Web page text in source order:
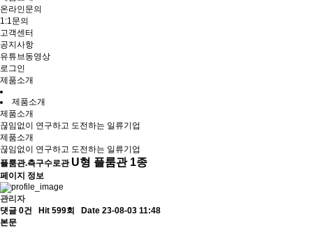
온라인문의
1:1문의
고객센터
공지사항
유튜브동영상
로그인
제품소개
제품소개
제품소개
끊임없이 연구하고 도전하는 일류기업
제품소개
끊임없이 연구하고 도전하는 일류기업
플룸관.측구수로관 U형 플룸관 1종
페이지 정보
관리자
댓글 0건
Hit 599회
Date 23-08-03 11:48
본문